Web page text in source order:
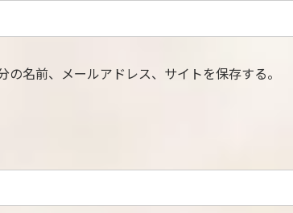
名前、メールアドレス、サイトを保存する。